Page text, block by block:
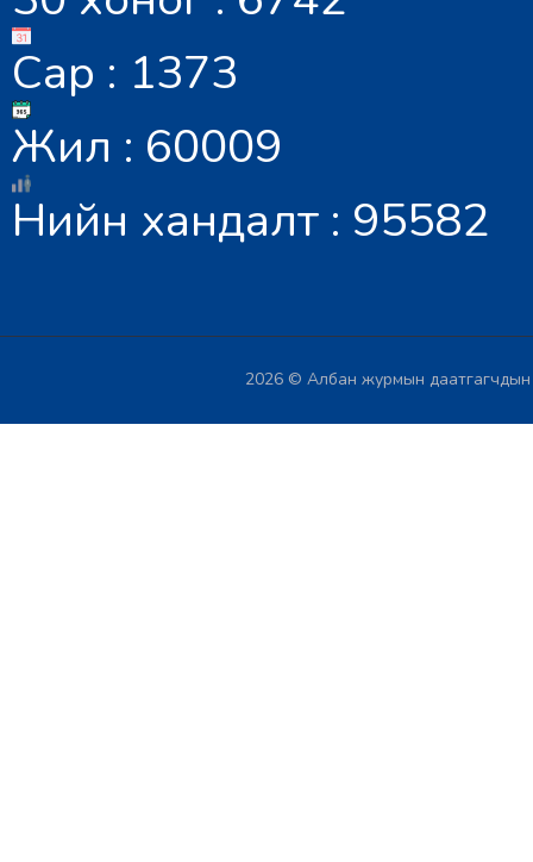
Сар : 1373
Жил : 60009
Нийн хандалт : 95582
2026 © Албан журмын даатгагчдын